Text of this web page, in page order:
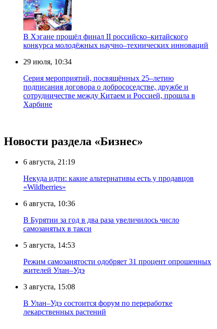
В Хэгане прошёл финал II российско–китайского
конкурса молодёжных научно–технических инноваций
29 июля, 10:34
Серия мероприятий, посвящённых 25–летию
подписания договора о добрососедстве, дружбе и
сотрудничестве между Китаем и Россией, прошла в
Харбине
Новости раздела «Бизнес»
6 августа, 21:19
Некуда идти: какие альтернативы есть у продавцов
«Wildberries»
6 августа, 10:36
В Бурятии за год в два раза увеличилось число
самозанятых в такси
5 августа, 14:53
Режим самозанятости одобряет 31 процент опрошенных
жителей Улан–Удэ
3 августа, 15:08
В Улан–Удэ состоится форум по переработке
лекарственных растений